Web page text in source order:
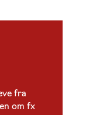
fra
om fx